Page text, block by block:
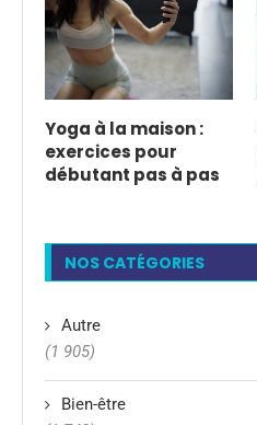
Yoga à la maison :
exercices pour
débutant pas à pas
NOS CATÉGORIES
Autre
(1 905)
Bien-être